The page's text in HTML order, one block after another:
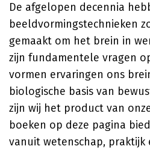
De afgelopen decennia
beeldvormingstechnieken
gemaakt om het brein in
zijn fundamentele vragen
vormen ervaringen ons
biologische basis van
zijn wij het product van
boeken op deze pagina
vanuit wetenschap, praktijk